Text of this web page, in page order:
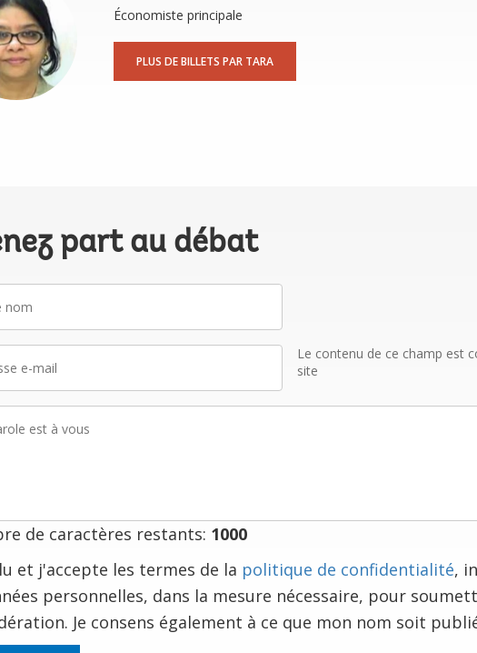
Économiste principale
PLUS DE BILLETS PAR TARA
part au débat
Le contenu de ce champ est
site
de caractères restants: 1000
et j'accepte les termes de la politique de confidentialité,
personnelles, dans la mesure nécessaire, pour
Je consens également à ce que mon nom soit